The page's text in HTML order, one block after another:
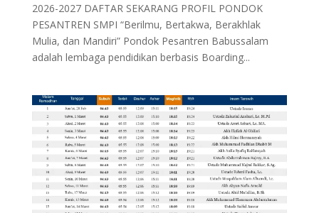
2026-2027 DAFTAR SEKARANG PROFIL PONDOK
PESANTREN SMPI “Berilmu, Bertakwa, Berakhlak
Mulia, dan Mandiri” Pondok Pesantren Babussalam
adalah lembaga pendidikan berbasis Boarding...